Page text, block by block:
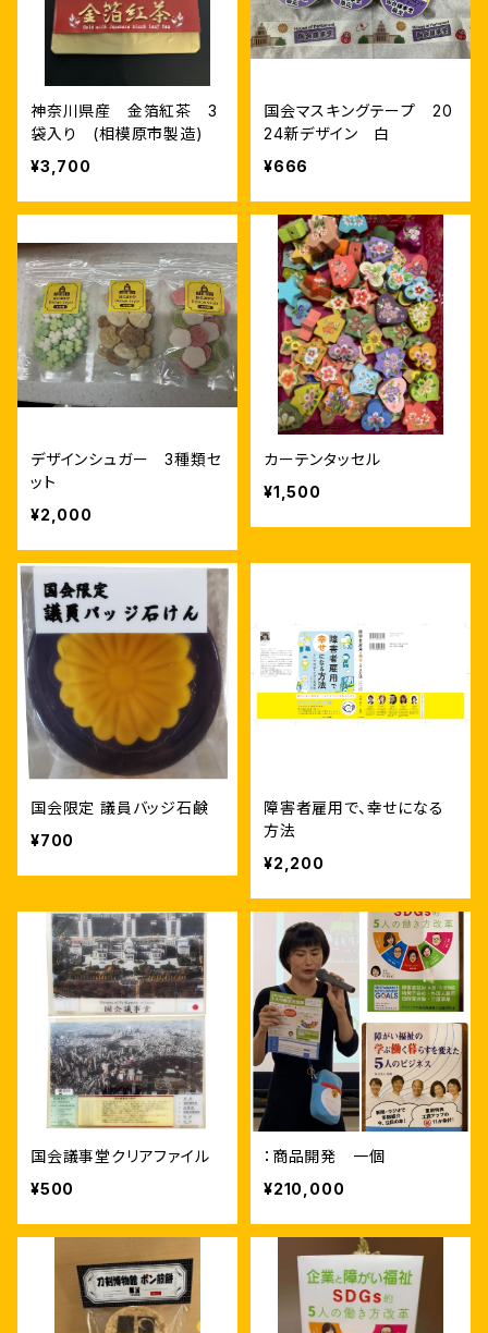
神奈川県産 金箔紅茶 3
袋入り (相模原市製造)
¥3,700
国会マスキングテープ 20
24新デザイン 白
¥666
デザインシュガー 3種類セ
ット
¥2,000
カーテンタッセル
¥1,500
国会限定 議員バッジ石鹸
¥700
障害者雇用で、幸せになる
方法
¥2,200
国会議事堂クリアファイル
¥500
：商品開発 一個
¥210,000